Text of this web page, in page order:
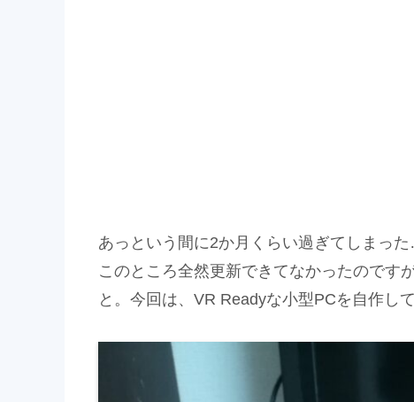
あっという間に2か月くらい過ぎてしまった
このところ全然更新できてなかったのです
と。今回は、VR Readyな小型PCを自作し